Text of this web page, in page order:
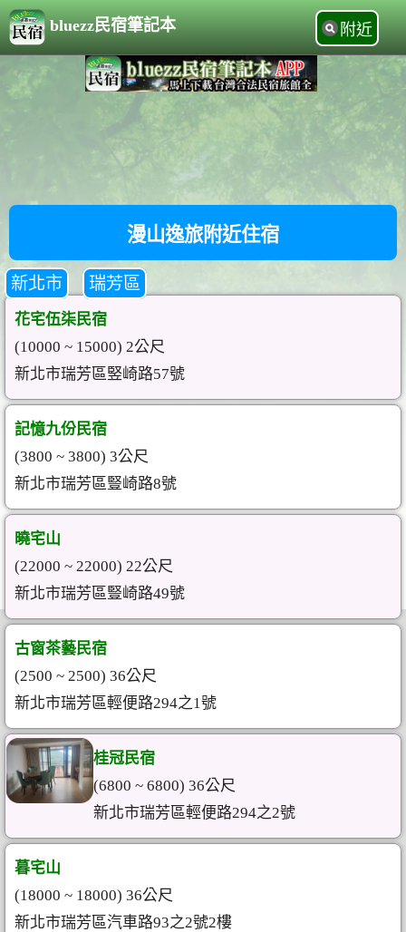
bluezz民宿筆記本 附近
漫山逸旅附近住宿
新北市 瑞芳區
花宅伍柒民宿
(10000 ~ 15000) 2公尺
新北市瑞芳區竪崎路57號
記憶九份民宿
(3800 ~ 3800) 3公尺
新北市瑞芳區豎崎路8號
曉宅山
(22000 ~ 22000) 22公尺
新北市瑞芳區豎崎路49號
古窗茶藝民宿
(2500 ~ 2500) 36公尺
新北市瑞芳區輕便路294之1號
桂冠民宿
(6800 ~ 6800) 36公尺
新北市瑞芳區輕便路294之2號
暮宅山
(18000 ~ 18000) 36公尺
新北市瑞芳區汽車路93之2號2樓